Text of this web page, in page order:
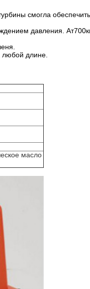
смогла
давления.
длине.
масло